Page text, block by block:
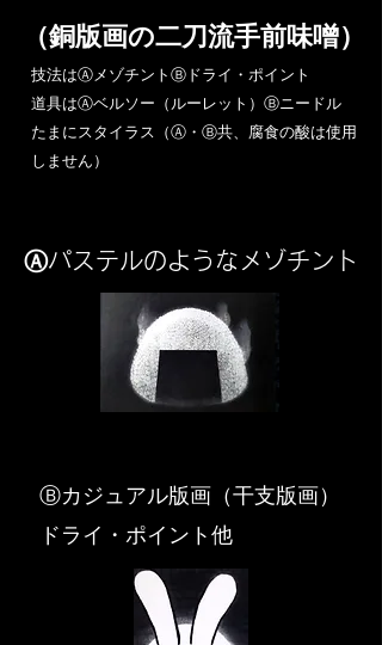
​（銅版画の二刀流手前味噌）
​技法はⒶメゾチントⒷドライ・ポイント
道具はⒶベルソー（ルーレット）Ⓑニードル
​たまにスタイラス（Ⓐ・Ⓑ共、腐食の酸は使用
しません）
Ⓐパステルのようなメゾチント
​Ⓑカジュアル版画（干支版画）
ドライ・ポイント他